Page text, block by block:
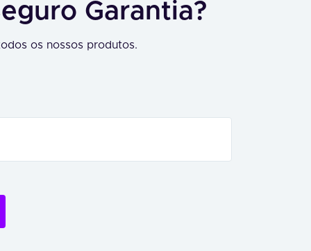
Garantia?
os nossos produtos.